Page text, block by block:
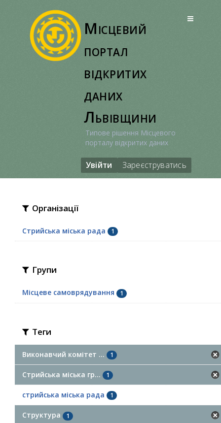
Місцевий
портал
відкритих
даних
Львівщини
Типове рішення Місцевого
порталу відкритих даних
Увійти Зареєструватись
Організації
Стрийська міська рада 1
Групи
Місцеве самоврядування 1
Теги
Виконавчий комітет ... 1
Стрийська міська гр... 1
стрийська міська рада 1
Структура 1